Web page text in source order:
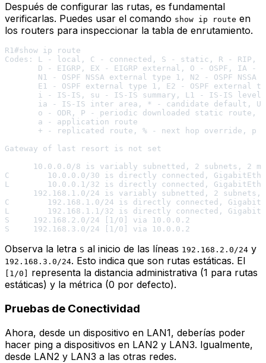
Después de configurar las rutas, es fundamental
verificarlas. Puedes usar el comando show ip route en
los routers para inspeccionar la tabla de enrutamiento.
R1#show ip route
Codes: L - local, C - connected, S - static, R - RIP,
D - EIGRP, EX - EIGRP external, O - OSPF, IA -
N1 - OSPF NSSA external type 1, N2 - OSPF NSSA
E1 - OSPF external type 1, E2 - OSPF external
i - IS-IS, su - IS-IS summary, L1 - IS-IS
ia - IS-IS inter area, * - candidate default, U
o - ODR, P - periodic downloaded static route,
       a - application route
+ - replicated route, % - next hop override, p
Gateway of last resort is not set
10.0.0.0/8 is variably subnetted, 2 subnets, 2
C        10.0.0.0/30 is directly connected,
L        10.0.0.1/32 is directly connected,
192.168.1.0/24 is variably subnetted, 2 subnets,
C        192.168.1.0/24 is directly connected,
L        192.168.1.1/32 is directly connected,
S     192.168.2.0/24 [1/0] via 10.0.0.2
Observa la letra S al inicio de las líneas 192.168.2.0/24 y
192.168.3.0/24. Esto indica que son rutas estáticas. El
[1/0]
representa la distancia administrativa (1 para rutas
estáticas) y la métrica (0 por defecto).
Pruebas de Conectividad
Ahora, desde un dispositivo en LAN1, deberías poder
hacer ping a dispositivos en LAN2 y LAN3. Igualmente,
desde LAN2 y LAN3 a las otras redes.